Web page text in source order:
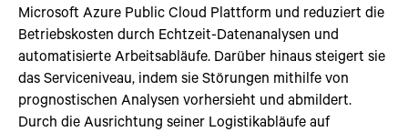
Microsoft Azure Public Cloud Plattform und reduziert die
Betriebskosten durch Echtzeit-Datenanalysen und
automatisierte Arbeitsabläufe. Darüber hinaus steigert sie
das Serviceniveau, indem sie Störungen mithilfe von
prognostischen Analysen vorhersieht und abmildert.
Durch die Ausrichtung seiner Logistikabläufe auf